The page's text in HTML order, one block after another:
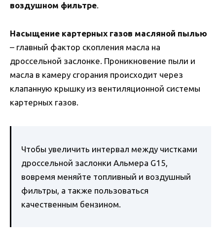
воздушном фильтре.
Насыщение картерных газов масляной пылью
– главный фактор скопления масла на
дроссельной заслонке. Проникновение пыли и
масла в камеру сгорания происходит через
клапанную крышку из вентиляционной системы
картерных газов.
Чтобы увеличить интервал между чистками
дроссельной заслонки Альмера G15,
вовремя меняйте топливный и воздушный
фильтры, а также пользоваться
качественным бензином.